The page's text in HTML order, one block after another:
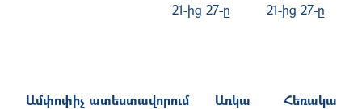
21-ից 27-ը
21-ից 27-ը
Ամփոփիչ ատեստավորում Առկա Հեռակա